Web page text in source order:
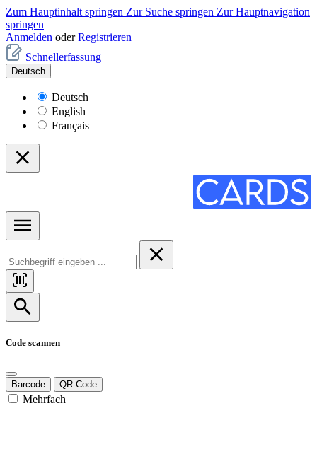
Zum Hauptinhalt springen Zur Suche springen Zur Hauptnavigation
springen
Anmelden oder Registrieren
Schnellerfassung
Deutsch
Deutsch
English
Français
Code scannen
Barcode QR-Code
Mehrfach